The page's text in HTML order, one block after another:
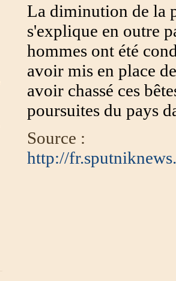
La diminution de la
s'explique en outre
hommes ont été
avoir mis en place
avoir chassé ces
poursuites du pays
Source :
http://